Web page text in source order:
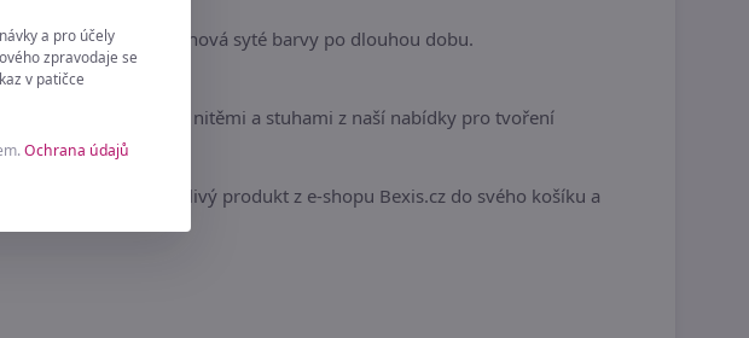
sušení si zachová syté barvy po dlouhou dobu.
látkami, nitěmi a stuhami z naší nabídky pro tvoření
tento spolehlivý produkt z e-shopu Bexis.cz do svého košíku a
a pro účely
zpravodaje se
v patičce
Ochrana údajů